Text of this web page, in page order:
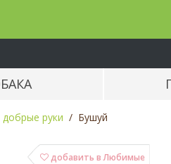
руки Бушуй
добавить в Любимые